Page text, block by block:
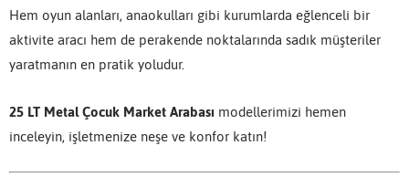
Hem oyun alanları, anaokulları gibi kurumlarda eğlenceli bir
aktivite aracı hem de perakende noktalarında sadık müşteriler
yaratmanın en pratik yoludur.
25 LT Metal Çocuk Market Arabası modellerimizi hemen
inceleyin, işletmenize neşe ve konfor katın!